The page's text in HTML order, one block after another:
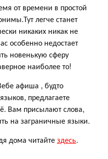
от времени в простой
легче станет
никаких никак не
особенно недостает
новенькую сферу
наиболее то!
афиша , будто
предлагаете
Вам присылают слова,
на заграничные языки.
дома читайтездесь.